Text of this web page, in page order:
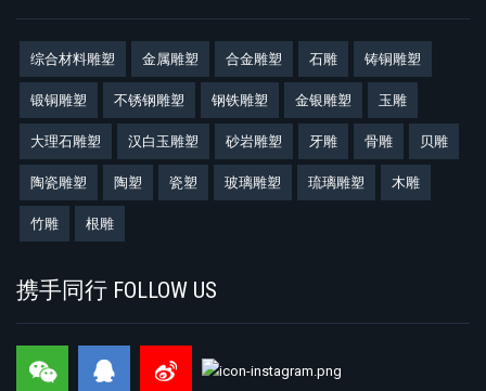
综合材料雕塑 金属雕塑 合金雕塑 石雕 铸铜雕塑
锻铜雕塑 不锈钢雕塑 钢铁雕塑 金银雕塑 玉雕
大理石雕塑 汉白玉雕塑 砂岩雕塑 牙雕 骨雕 贝雕
陶瓷雕塑 陶塑 瓷塑 玻璃雕塑 琉璃雕塑 木雕
竹雕 根雕
携手同行 FOLLOW US